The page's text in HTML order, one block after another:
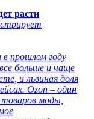
расти
прошлом году
больше и чаще
и львиная доля
Ozon – один
товаров моды,